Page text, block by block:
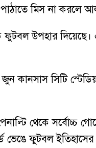
পাঠাতে মিস না
উপহার
সিটি
থেকে সর্বোচ্চ
ফুটবল